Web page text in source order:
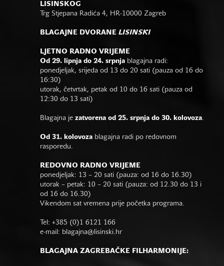
LISINSKOG
Trg Stjepana Radića 4, HR-10000 Zagreb
BLAGAJNE DVORANE LISINSKI
LJETNO RADNO VRIJEME
Od 29. lipnja do 24. srpnja blagajna radi:
ponedjeljak, srijeda od 13 do 20 sati (pauza od 16 do
16:30)
utorak, četvrtak, petak od 10 do 16 sati (pauza od
12:30 do 13 sati)
Blagajna je zatvorena od 25. srpnja do 30. kolovoza.
Od 31. kolovoza blagajna radi po redovnom
rasporedu.
REDOVNO RADNO VRIJEME
ponedjeljak: 13 – 20 sati (pauza: od 16 do 16.30)
utorak – petak: 10 – 20 sati (pauza: od 12.30 do 13 i
od 16 do 16.30)
Vikendom sat vremena prije početka programa.
Tel: +385 (0)1 6121 166
e-mail: blagajna@lisinski.hr
BLAGAJNA ZAGREBAČKE FILHARMONIJE: